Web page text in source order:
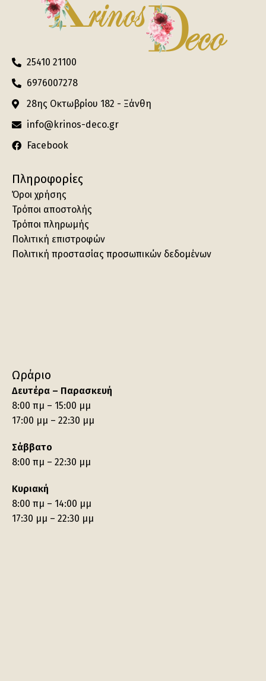
25410 21100
6976007278
28ης Οκτωβρίου 182 - Ξάνθη
info@krinos-deco.gr
Facebook
Πληροφορίες
Όροι χρήσης
Τρόποι αποστολής
Τρόποι πληρωμής
Πολιτική επιστροφών
Πολιτική προστασίας προσωπικών δεδομένων
Ωράριο
Δευτέρα – Παρασκευή
8:00 πμ – 15:00 μμ
17:00 μμ – 22:30 μμ
Σάββατο
8:00 πμ – 22:30 μμ
Κυριακή
8:00 πμ – 14:00 μμ
17:30 μμ – 22:30 μμ